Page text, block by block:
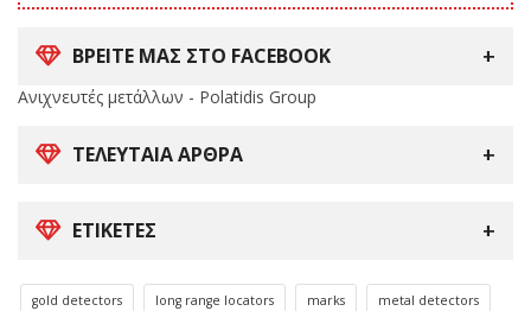
ΒΡΕΙΤΕ ΜΑΣ ΣΤΟ FACEBOOK
Ανιχνευτές μετάλλων - Polatidis Group
ΤΕΛΕΥΤΑΊΑ ΆΡΘΡΑ
ΕΤΙΚΈΤΕΣ
gold detectors long range locators marks metal detectors